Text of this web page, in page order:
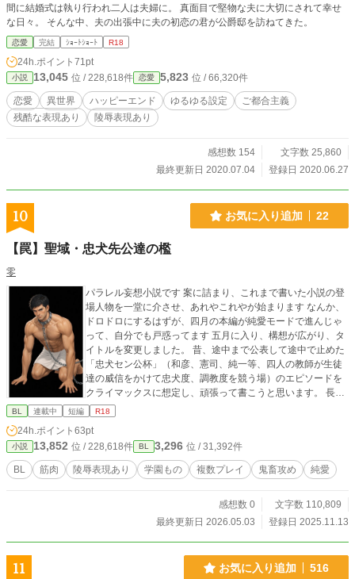
間に結婚式は執り行われ二人は夫婦に。 真面目で堅物な夫に大切にされて幸せ
な日々。 そんな中、夫の出張中に夫の初恋の君が公爵邸を訪ねてきた。
恋愛 完結 ｼｮｰﾄｼｮｰﾄ R18
24h.ポイント 71pt
小説 13,045 位 / 228,618件 恋愛 5,823 位 / 66,320件
恋愛 異世界 ハッピーエンド ゆるゆる設定
ご都合主義
残酷な表現あり
陵辱表現あり
感想数 154
文字数 25,860
最終更新日 2020.07.04
登録日 2020.06.27
10 お気に入り追加 22
​【罠】聖域・忠犬先公達の檻
零
パラレル妄想小説です 案に詰まり、これまで書いた小説の登
場人物を一堂に介させ、あれやこれやが始まります なんか、
ドロドロにするはずが、四月の本編が純愛モードで進んじゃ
って、自分でも戸惑ってます 五月に入り、構想が広がり、タ
イトルを変更しました。 昔、途中まで公表して途中で止めた
「忠犬セン公杯」（和彦、憲司、純一等、四人の教師が生徒
達の威信をかけて忠犬度、調教度を競う場）のエピソードを
クライマックスに想定し、頑張って書こうと思います。 長く
なりそうですが、よろしくご付き合いください
BL 連載中 短編 R18
24h.ポイント 63pt
小説 13,852 位 / 228,618件 BL 3,296 位 / 31,392件
BL 筋肉 陵辱表現あり 学園もの 複数プレイ 鬼畜攻め 純愛
感想数 0
文字数 110,809
最終更新日 2026.05.03
登録日 2025.11.13
11 お気に入り追加 516